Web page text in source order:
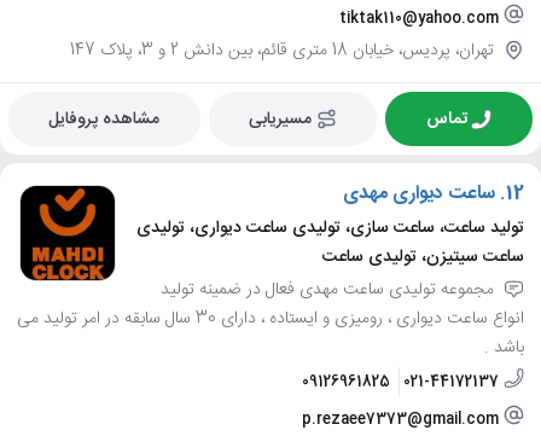
tiktak110@yahoo.com
تهران، پردیس، خیابان 18 متری قائم، بین دانش 2 و 3، پلاک 147
تماس مسیریابی مشاهده پروفایل
12. ساعت دیواری مهدی
تولید ساعت، ساعت سازی، تولیدی ساعت دیواری، تولیدی
ساعت سیتیزن، تولیدی ساعت
مجموعه تولیدی ساعت مهدی فعال در ضمینه تولید
انواع ساعت دیواری ، رومیزی و ایستاده ، دارای 30 سال سابقه در امر تولید می
باشد .
021-44172137
09126961825
p.rezaee7373@gmail.com